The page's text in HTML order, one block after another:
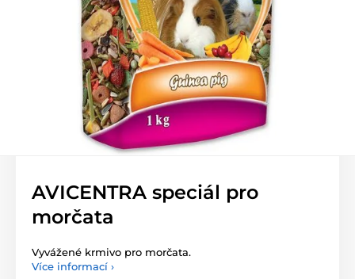
AVICENTRA speciál pro
morčata
Vyvážené krmivo pro morčata.
Více informací ›